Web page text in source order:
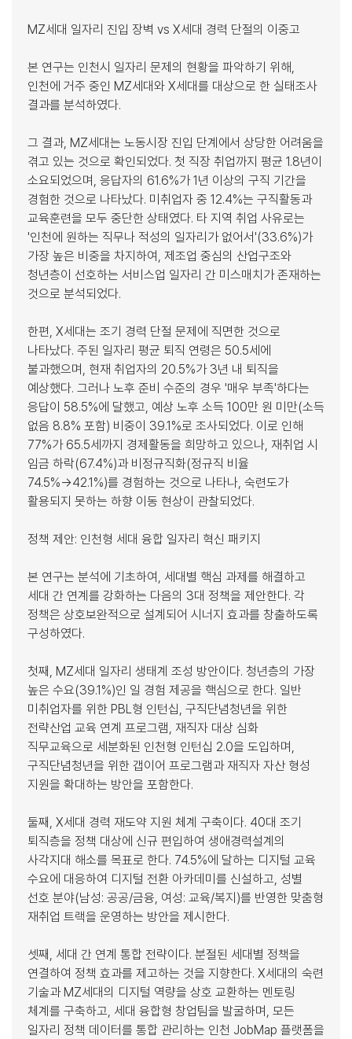
MZ세대 일자리 진입 장벽 vs X세대 경력 단절의 이중고
본 연구는 인천시 일자리 문제의 현황을 파악하기 위해,
인천에 거주 중인 MZ세대와 X세대를 대상으로 한 실태조사
결과를 분석하였다.
그 결과, MZ세대는 노동시장 진입 단계에서 상당한 어려움을
겪고 있는 것으로 확인되었다. 첫 직장 취업까지 평균 1.8년이
소요되었으며, 응답자의 61.6%가 1년 이상의 구직 기간을
경험한 것으로 나타났다. 미취업자 중 12.4%는 구직활동과
교육훈련을 모두 중단한 상태였다. 타 지역 취업 사유로는
'인천에 원하는 직무나 적성의 일자리가 없어서'(33.6%)가
가장 높은 비중을 차지하여, 제조업 중심의 산업구조와
청년층이 선호하는 서비스업 일자리 간 미스매치가 존재하는
것으로 분석되었다.
한편, X세대는 조기 경력 단절 문제에 직면한 것으로
나타났다. 주된 일자리 평균 퇴직 연령은 50.5세에
불과했으며, 현재 취업자의 20.5%가 3년 내 퇴직을
예상했다. 그러나 노후 준비 수준의 경우 '매우 부족'하다는
응답이 58.5%에 달했고, 예상 노후 소득 100만 원 미만(소득
없음 8.8% 포함) 비중이 39.1%로 조사되었다. 이로 인해
77%가 65.5세까지 경제활동을 희망하고 있으나, 재취업 시
임금 하락(67.4%)과 비정규직화(정규직 비율
74.5%→42.1%)를 경험하는 것으로 나타나, 숙련도가
활용되지 못하는 하향 이동 현상이 관찰되었다.
정책 제안: 인천형 세대 융합 일자리 혁신 패키지
본 연구는 분석에 기초하여, 세대별 핵심 과제를 해결하고
세대 간 연계를 강화하는 다음의 3대 정책을 제안한다. 각
정책은 상호보완적으로 설계되어 시너지 효과를 창출하도록
구성하였다.
첫째, MZ세대 일자리 생태계 조성 방안이다. 청년층의 가장
높은 수요(39.1%)인 일 경험 제공을 핵심으로 한다. 일반
미취업자를 위한 PBL형 인턴십, 구직단념청년을 위한
전략산업 교육 연계 프로그램, 재직자 대상 심화
직무교육으로 세분화된 인천형 인턴십 2.0을 도입하며,
구직단념청년을 위한 갭이어 프로그램과 재직자 자산 형성
지원을 확대하는 방안을 포함한다.
둘째, X세대 경력 재도약 지원 체계 구축이다. 40대 조기
퇴직층을 정책 대상에 신규 편입하여 생애경력설계의
사각지대 해소를 목표로 한다. 74.5%에 달하는 디지털 교육
수요에 대응하여 디지털 전환 아카데미를 신설하고, 성별
선호 분야(남성: 공공/금융, 여성: 교육/복지)를 반영한 맞춤형
재취업 트랙을 운영하는 방안을 제시한다.
셋째, 세대 간 연계 통합 전략이다. 분절된 세대별 정책을
연결하여 정책 효과를 제고하는 것을 지향한다. X세대의 숙련
기술과 MZ세대의 디지털 역량을 상호 교환하는 멘토링
체계를 구축하고, 세대 융합형 창업팀을 발굴하며, 모든
일자리 정책 데이터를 통합 관리하는 인천 JobMap 플랫폼을